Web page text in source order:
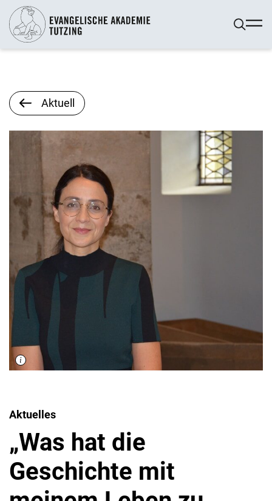
Aktuell
Aktuelles
„Was hat die
Geschichte mit